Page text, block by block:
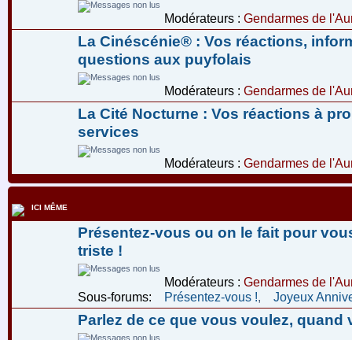
Modérateurs : Gendarmes de
La Cinéscénie® : Vos réactions,
questions aux puyfolais
Modérateurs : Gendarmes de
La Cité Nocturne : Vos réactions à
services
Modérateurs : Gendarmes de
ICI MÊME
Présentez-vous ou on le fait pour
triste !
Modérateurs : Gendarmes de
Sous-forums:
Présentez-vous ! Joyeux
Parlez de ce que vous voulez, quand